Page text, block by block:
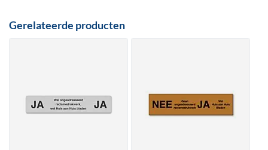
Gerelateerde producten